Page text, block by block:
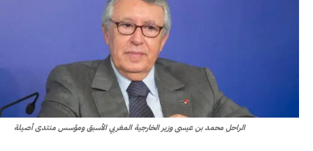
الراحل محمد بن عيسى وزير الخارجية المغربي الأسبق ومؤسس منتدى أصيلة